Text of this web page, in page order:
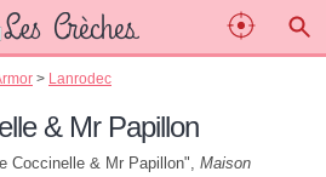
> Lanrodec
& Mr Papillon
Coccinelle & Mr Papillon", Maison